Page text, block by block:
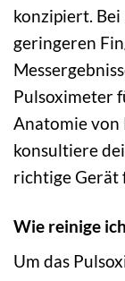
konzipiert.
geringeren
Pulsoximeter
Anatomie von
konsultiere
richtige Gerät
Wie reinige
Um das